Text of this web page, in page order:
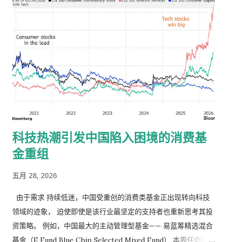
投资敞口明显不足。在众多期权市场，对错过下一轮上涨行情的
担忧似乎超过了对市场下跌的恐惧。 谨慎情绪的消退在期权市场
表现得最为明显。据一项统计，对冲普通抛售的成本已降至2025
年初以来的最低水平，而对冲突发崩盘的 成本 也降至今年以来的
最低点。相比之下，半导体股票的看涨期权需求却持续旺盛，这
凸显出市场的乐观情绪仍然集中在少数人工智能领域的赢家身
上。 尽管投资者承担了诸多风险，但他们并未完全投入市场。巴
纯多头买盘有所降温，散户参与度依然较低，大量现金仍持观望
态度，导致市场在某些领域显得拥挤，但远未达到全面入场的程
度。 与此同时，原本能够缓冲抛售的保护措施也已消失殆尽，而
房销售下降。尽管如此，受有关 美伊协议 的报道影响（尽管特朗
普 总统 尚未证实），股市仍收于历史新高。 JonesTrading首席
市场策略师迈克尔·奥罗克 表示：“市场关注的焦点在于特朗普不
愿重新卷入大规模战争行动。 如果协议被否决，市场将继续等待
下一轮谈判。如果特朗普总统重新开始大规模战争行动，或者油
科技热潮引发中国陷入困境的消费基
金重组
五月 28, 2026
由于需求 持续低迷，中国受重创的消费类基金正出现转向科技
领域的迹象， 迫使即使是该行业最坚定的支持者也重新思考其投
资策略。 例如，中国最大的主动管理型基金—— 易蓝筹精选混合
基金（E Fund Blue Chip Selected Mixed Fund） 本周任命何